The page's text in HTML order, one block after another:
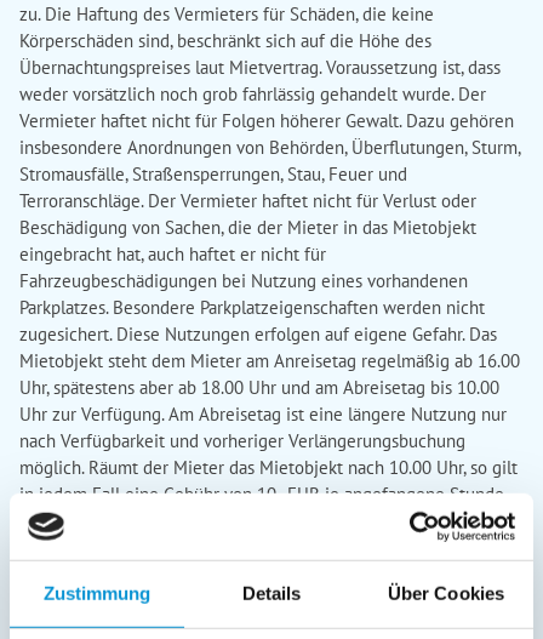
Zustimmung Details Über Cookies
zu. Die Haftung des Vermieters für Schäden, die keine
Körperschäden sind, beschränkt sich auf die Höhe des
Übernachtungspreises laut Mietvertrag. Voraussetzung ist, dass
weder vorsätzlich noch grob fahrlässig gehandelt wurde. Der
Vermieter haftet nicht für Folgen höherer Gewalt. Dazu gehören
insbesondere Anordnungen von Behörden, Überflutungen, Sturm,
Stromausfälle, Straßensperrungen, Stau, Feuer und
Terroranschläge. Der Vermieter haftet nicht für Verlust oder
Beschädigung von Sachen, die der Mieter in das Mietobjekt
eingebracht hat, auch haftet er nicht für
Fahrzeugbeschädigungen bei Nutzung eines vorhandenen
Parkplatzes. Besondere Parkplatzeigenschaften werden nicht
zugesichert. Diese Nutzungen erfolgen auf eigene Gefahr. Das
Mietobjekt steht dem Mieter am Anreisetag regelmäßig ab 16.00
Uhr, spätestens aber ab 18.00 Uhr und am Abreisetag bis 10.00
Uhr zur Verfügung. Am Abreisetag ist eine längere Nutzung nur
nach Verfügbarkeit und vorheriger Verlängerungsbuchung
möglich. Räumt der Mieter das Mietobjekt nach 10.00 Uhr, so gilt
in jedem Fall eine Gebühr von 10,- EUR je angefangene Stunde
als vereinbart. Schlüssel für das Mietobjekt werden dem Mieter
im Büro des Vermittlers oder im autorisierten Servicepoint
ordnungsgemäß zurück-gegebene Schlüssel haftet der Mieter.
Haupt- und Nebensaison täglich 10.00 Uhr - 17.00 Uhr,